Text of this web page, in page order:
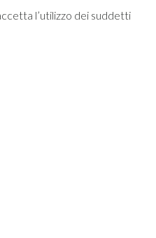
l’utilizzo dei suddetti